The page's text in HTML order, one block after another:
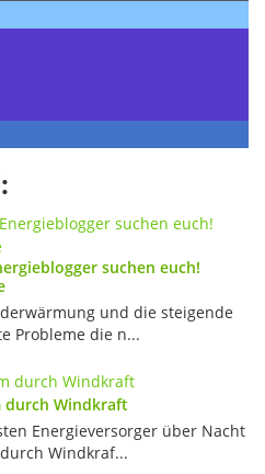
suchen euch!
und die steigende
Probleme die n...
durch Windkraft
Energieversorger über Nacht
Windkraf...